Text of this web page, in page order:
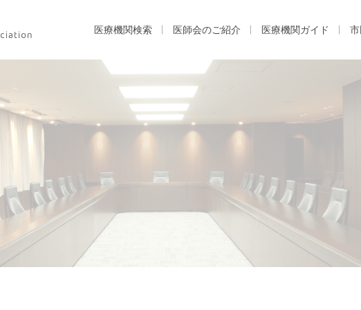
医療機関検索 医師会のご紹介 医療機関ガイド